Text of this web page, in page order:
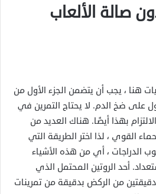
صالة الألعاب
هنا ، يجب أن يتضمن الجزء الأول من
على ضخ الدم. لا يحتاج التمرين في
بهذا أيضًا. هناك العديد من
القوي ، لذا اختر الطريقة التي
الدراجات ، أي من هذه الأشياء
أحد الروتين المحتمل الذي
من الركض بدقيقة من تمرينات